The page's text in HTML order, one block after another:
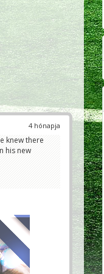
4 hónapja
knew there
his new